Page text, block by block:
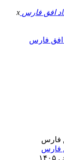
x
افق فارس